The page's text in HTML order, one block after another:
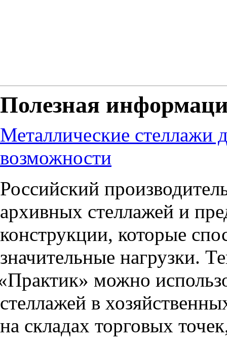
Полезная
Металлические стеллажи
возможности
Российский
архивных стеллажей и
конструкции, которые
значительные нагрузки.
Практик» можно
стеллажей в
на складах торговых